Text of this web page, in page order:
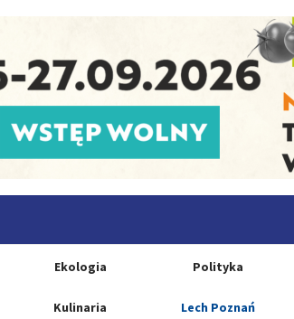
Ekologia Polityka
Kulinaria Lech Poznań